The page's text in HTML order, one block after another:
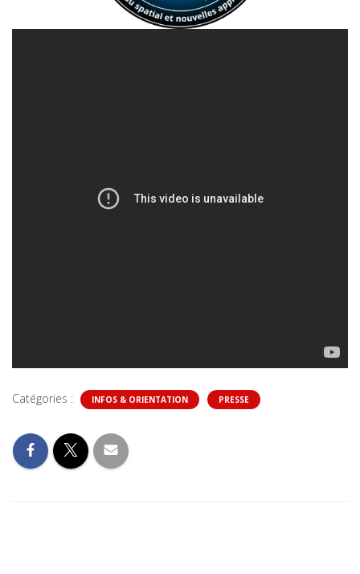
Catégories : INFOS & ORIENTATION PRESSE